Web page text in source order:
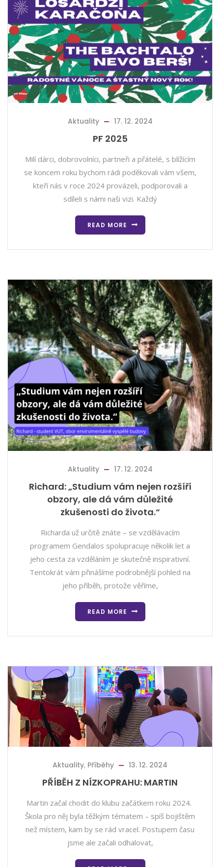
Aktuality 17. 12. 2024
PF 2025
Milí dárci, dobrovolníci, partneři a přátelé, s blížícím
se koncem roku bychom rádi poděkovali vám všem,
kteří nás v roce 2024 provázeli, podporovali a
sdíleli s námi naši vizi. Každý
READ MORE
Aktuality 17. 12. 2024
Richard: „Studium vám nejen rozšíří
obzory, ale dá vám důležité
zkušenosti do života.“
Richarda už určitě znáte – se vzdělávacím
programem Gendalos spolupracuje několik let a
jeho cesta za vzděláním je skutečně inspirativní.
Tentokrát vám přinášíme podrobnější pohled na
jeho příběh, protože věříme,
READ MORE
Aktuality, Příběhy 13. 12. 2024
PŘÍBĚH Z NÍZKOPRAHU: MARTIN
Martin začal chodit do klubu začátkem roku 2024.
Škola pro něj byla těžkým tématem – spíš bojištěm
než místem, kam by se rád vracel. Postupem času
jsme ale začali odhalovat,